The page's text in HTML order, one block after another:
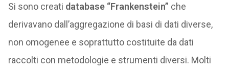
Si sono creati database “Frankenstein” che
derivavano dall’aggregazione di basi di dati diverse,
non omogenee e soprattutto costituite da dati
raccolti con metodologie e strumenti diversi. Molti